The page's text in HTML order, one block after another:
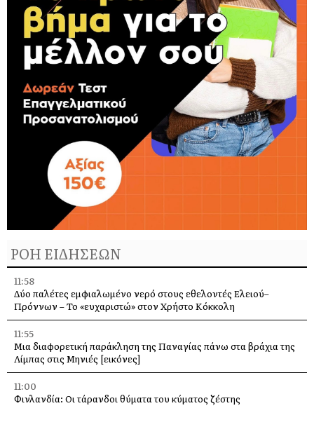
ΡΟΗ ΕΙΔΗΣΕΩΝ
11:58
Δύο παλέτες εμφιαλωμένο νερό στους εθελοντές Ελειού–
Πρόννων – Το «ευχαριστώ» στον Χρήστο Κόκκολη
11:55
Μια διαφορετική παράκληση της Παναγίας πάνω στα βράχια της
Λίμπας στις Μηνιές [εικόνες]
11:00
Φινλανδία: Οι τάρανδοι θύματα του κύματος ζέστης